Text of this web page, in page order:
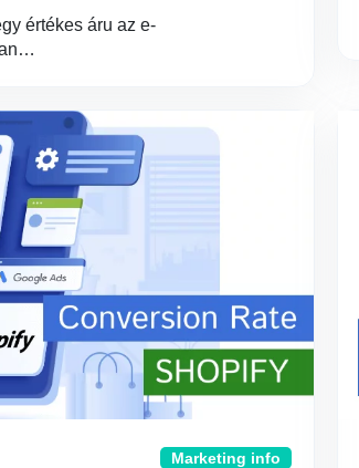
értékes áru az e-
Marketing info